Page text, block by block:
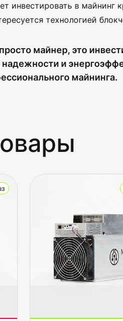
инвестировать в майнинг
технологией
майнер, это
и
майнинга.